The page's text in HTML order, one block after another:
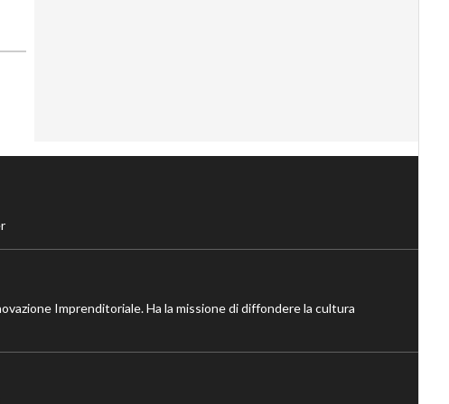
Imprenditoriale. Ha la missione di diffondere la cultura